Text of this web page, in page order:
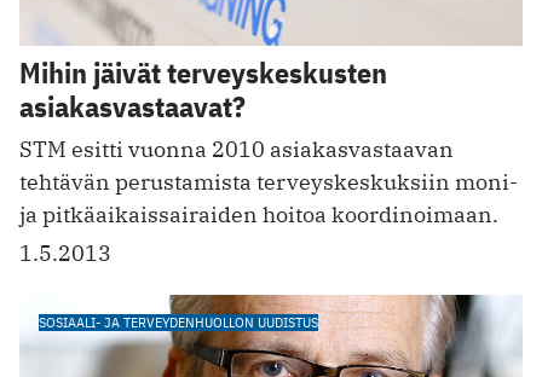
Mihin jäivät terveyskeskusten
asiakasvastaavat?
STM esitti vuonna 2010 asiakasvastaavan
tehtävän perustamista terveyskeskuksiin moni-
ja pitkäaikaissairaiden hoitoa koordinoimaan.
1.5.2013
SOSIAALI- JA TERVEYDENHUOLLON UUDISTUS